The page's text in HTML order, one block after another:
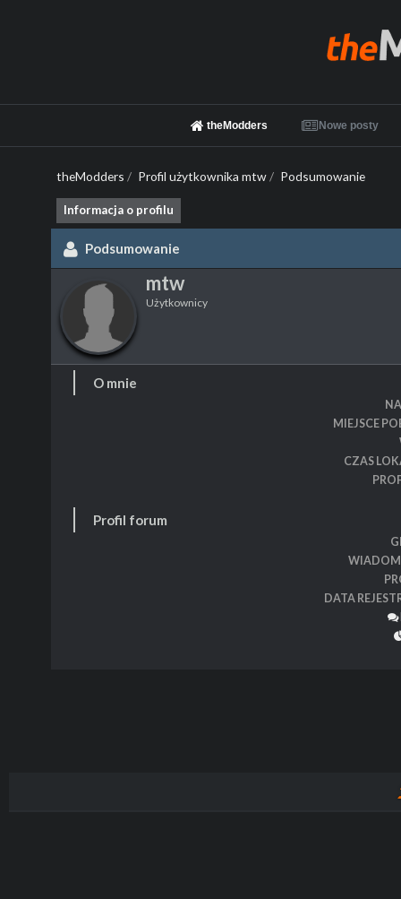
theModders Nowe posty
theModders / Profil użytkownika mtw/ Podsumowanie
Informacja o profilu
Podsumowanie
mtw
Użytkownicy
O mnie
MIEJSCE
CZAS
Profil forum
DATA